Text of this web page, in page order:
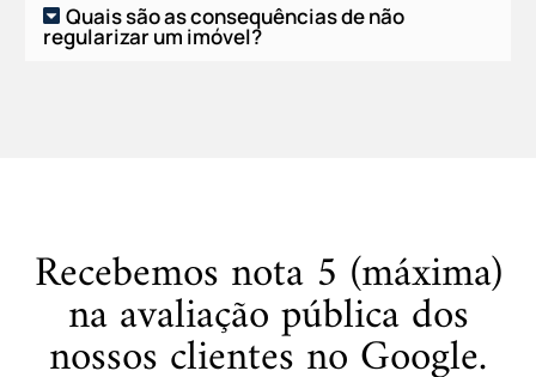
Quais são as consequências de não
regularizar um imóvel?
Recebemos nota 5 (máxima)
na avaliação pública dos
nossos clientes no Google.